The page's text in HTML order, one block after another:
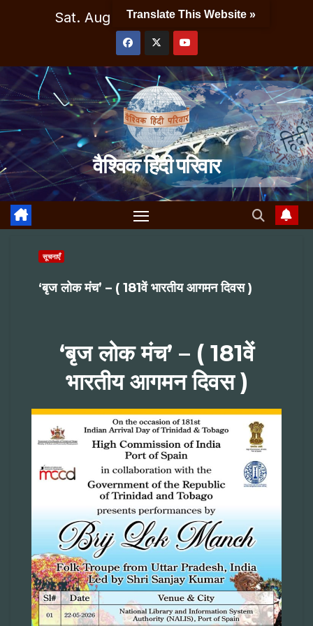
Sat. Aug 8th, 2026 5:50:05 PM
वैश्विक हिंदी परिवार
सूचनाएँ
‘बृज लोक मंच’ – ( 181वें भारतीय आगमन दिवस )
‘बृज लोक मंच’ – ( 181वें
भारतीय आगमन दिवस )
Translate This Website »